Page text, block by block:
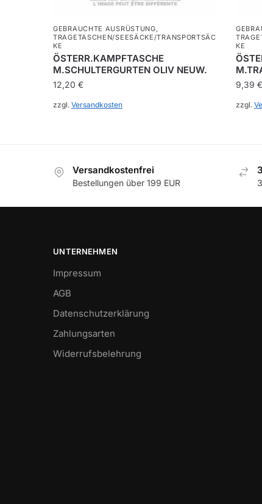
GEBRAUCHTE AUSRÜSTUNG,
TRAGETASCHEN/SEESÄCKE/TRANSPORTSÄC
KE
ÖSTERR.KAMPFTASCHE
M.SCHULTERGURTEN OLIV NEUW.
12,20€
zzgl.Versandkosten
KE
9,39 €
zzgl.
Versandkostenfrei
Bestellungen über 199 EUR
UNTERNEHMEN
Impressum
AGB
Datenschutzerklärung
Zahlungsarten
Widerrufsbelehrung